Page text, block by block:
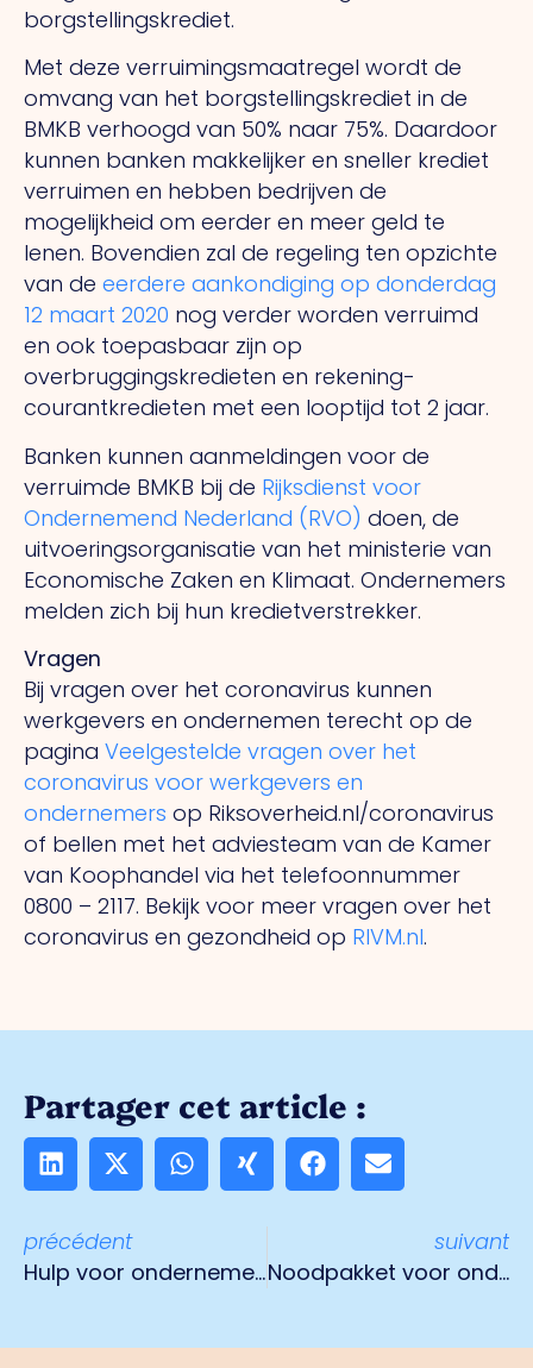
borgstellingskrediet.
Met deze verruimingsmaatregel wordt de
omvang van het borgstellingskrediet in de
BMKB verhoogd van 50% naar 75%. Daardoor
kunnen banken makkelijker en sneller krediet
verruimen en hebben bedrijven de
mogelijkheid om eerder en meer geld te
lenen. Bovendien zal de regeling ten opzichte
van de eerdere aankondiging op donderdag
12 maart 2020 nog verder worden verruimd
en ook toepasbaar zijn op
overbruggingskredieten en rekening-
courantkredieten met een looptijd tot 2 jaar.
Banken kunnen aanmeldingen voor de
verruimde BMKB bij de Rijksdienst voor
Ondernemend Nederland (RVO) doen, de
uitvoeringsorganisatie van het ministerie van
Economische Zaken en Klimaat. Ondernemers
melden zich bij hun kredietverstrekker.
Vragen
Bij vragen over het coronavirus kunnen
werkgevers en ondernemen terecht op de
pagina Veelgestelde vragen over het
coronavirus voor werkgevers en
ondernemers op Riksoverheid.nl/coronavirus
of bellen met het adviesteam van de Kamer
van Koophandel via het telefoonnummer
0800 – 2117. Bekijk voor meer vragen over het
coronavirus en gezondheid op RIVM.nl.
Partager cet article :
précédent
Hulp voor ondernemers i.v.m. coronavirus
suivant
Noodpakket voor ondernemers